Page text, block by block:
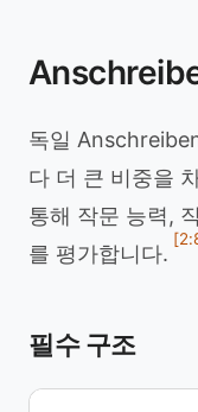
독일
다 더 큰 비중을
통해 작문 능력,
를 평가합니다.
필수 구조